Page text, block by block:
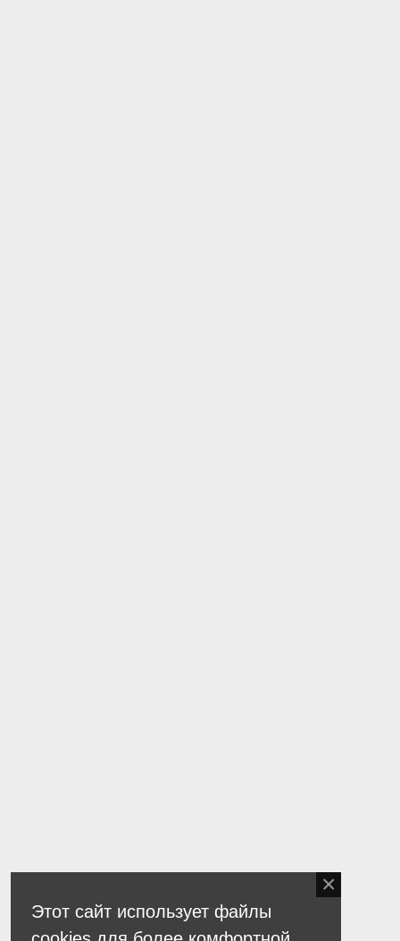
Этот сайт использует файлы